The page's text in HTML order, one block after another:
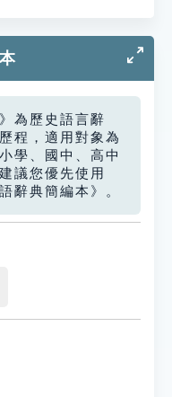
為歷史語言辭
程，適用對象為
學、國中、高中
議您優先使用
辭典簡編本》。